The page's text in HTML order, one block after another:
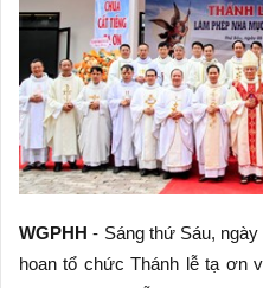
WGPHH- Sáng thứ Sáu,
hoan tổ chức Thánh lễ tạ ơn